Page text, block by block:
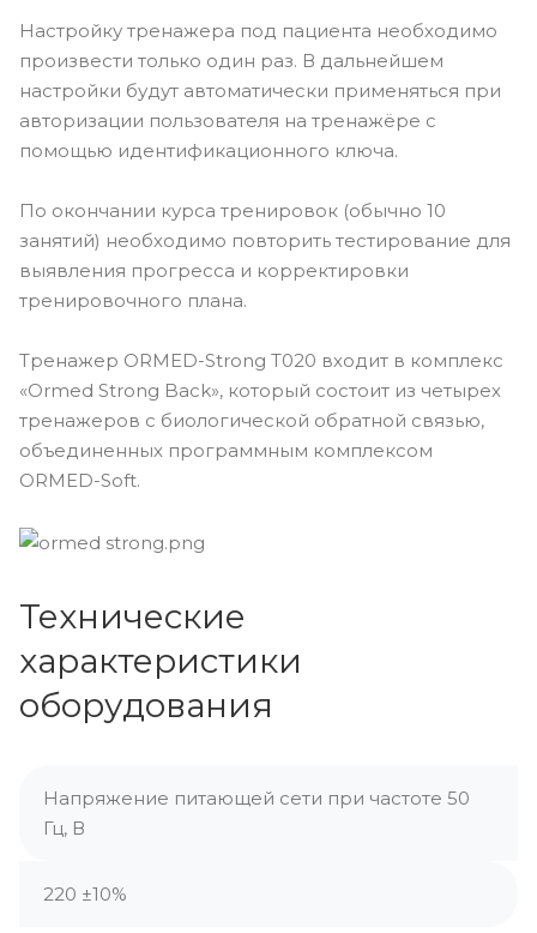
Настройку тренажера под пациента необходимо
произвести только один раз. В дальнейшем
настройки будут автоматически применяться при
авторизации пользователя на тренажёре с
помощью идентификационного ключа.
По окончании курса тренировок (обычно 10
занятий) необходимо повторить тестирование для
выявления прогресса и корректировки
тренировочного плана.
Тренажер ORMED-Strong Т020 входит в комплекс
«Ormed Strong Back», который состоит из четырех
тренажеров с биологической обратной связью,
объединенных программным комплексом
ORMED-Soft.
Технические
характеристики
оборудования
Напряжение питающей сети при частоте 50
Гц, В
220 ±10%